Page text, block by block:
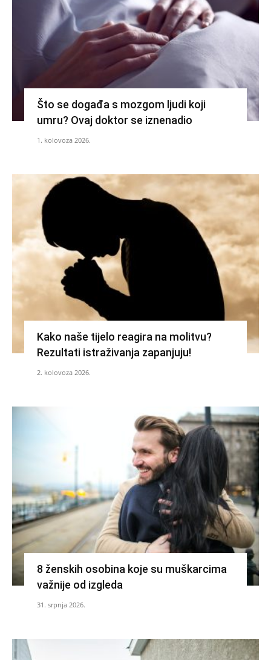
Što se događa s mozgom ljudi koji
umru? Ovaj doktor se iznenadio
1. kolovoza 2026.
Kako naše tijelo reagira na molitvu?
Rezultati istraživanja zapanjuju!
2. kolovoza 2026.
8 ženskih osobina koje su muškarcima
važnije od izgleda
31. srpnja 2026.